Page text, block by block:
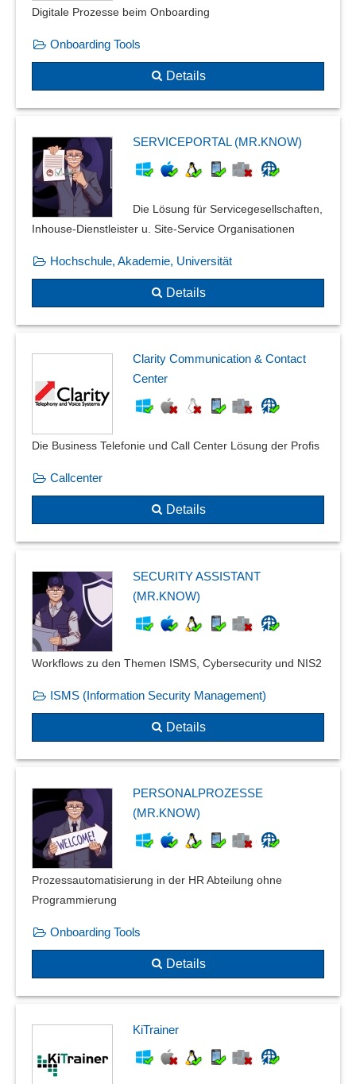
Digitale Prozesse beim Onboarding
Onboarding Tools
Details
SERVICEPORTAL (MR.KNOW)
Die Lösung für Servicegesellschaften,
Inhouse-Dienstleister u. Site-Service Organisationen
Hochschule, Akademie, Universität
Details
Clarity Communication & Contact
Center
Die Business Telefonie und Call Center Lösung der Profis
Callcenter
Details
SECURITY ASSISTANT
(MR.KNOW)
Workflows zu den Themen ISMS, Cybersecurity und NIS2
ISMS (Information Security Management)
Details
PERSONALPROZESSE
(MR.KNOW)
Prozessautomatisierung in der HR Abteilung ohne
Programmierung
Onboarding Tools
Details
KiTrainer